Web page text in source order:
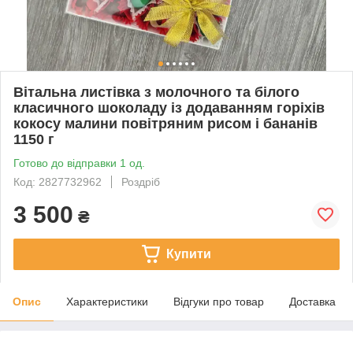
Вітальна листівка з молочного та білого
класичного шоколаду із додаванням горіхів
кокосу малини повітряним рисом і бананів
1150 г
Готово до відправки 1 од.
Код: 2827732962
Роздріб
3 500 ₴
Купити
Опис Характеристики Відгуки про товар Доставка